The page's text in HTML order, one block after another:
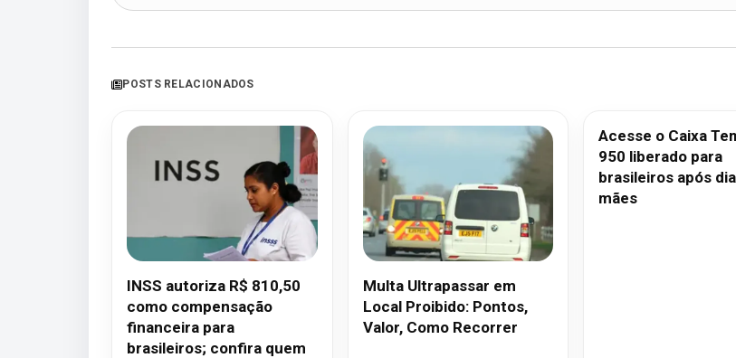
POSTS RELACIONADOS
INSS autoriza R$ 810,50
como compensação
financeira para
brasileiros; confira quem
Multa Ultrapassar em
Local Proibido: Pontos,
Valor, Como Recorrer
Acesse o Caixa
950 liberado para
brasileiros após
mães